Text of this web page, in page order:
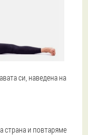
си, наведена на
страна и повтаряме